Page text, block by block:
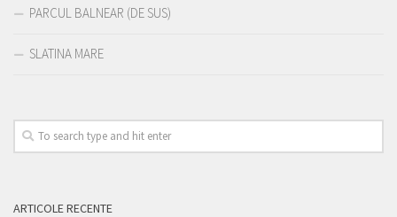
PARCUL BALNEAR (DE SUS)
SLATINA MARE
ARTICOLE RECENTE